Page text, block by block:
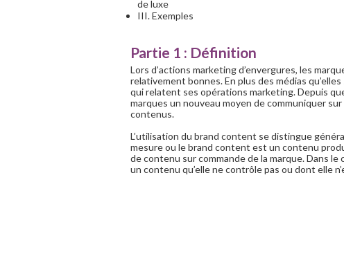
de luxe
III. Exemples
Partie 1 : Définition
Lors d’actions marketing d’envergures, les
relativement bonnes. En plus des médias
qui relatent ses opérations marketing. Depuis
marques un nouveau moyen de communiquer
contenus.
L’utilisation du brand content se distingue
mesure ou le brand content est un contenu
de contenu sur commande de la marque. Dans
un contenu qu’elle ne contrôle pas ou dont elle